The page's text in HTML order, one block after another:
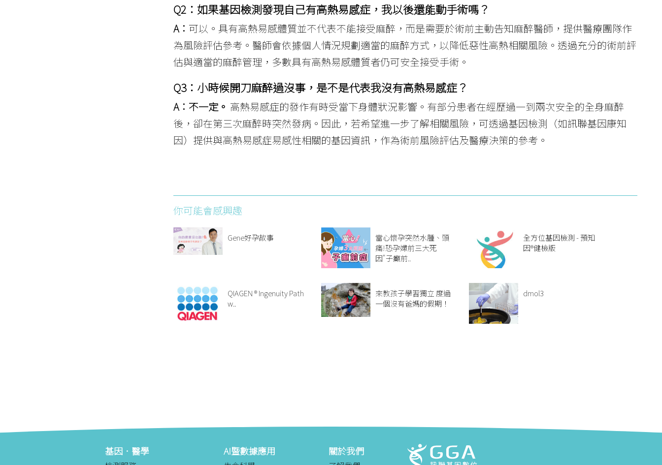
Q2：如果基因檢測發現自己有高熱易感症，我以後還能動手術嗎？
A： 可以。具有高熱易感體質並不代表不能接受麻醉，而是需要於術前主動告知麻醉醫師，提供醫療團隊作
為風險評估參考。醫師會依據個人情況規劃適當的麻醉方式，以降低惡性高熱相關風險。透過充分的術前評
估與適當的麻醉管理，多數具有高熱易感體質者仍可安全接受手術。
Q3：小時候開刀麻醉過沒事，是不是代表我沒有高熱易感症？
A：不一定。 高熱易感症的發作有時受當下身體狀況影響。有部分患者在經歷過一到兩次安全的全身麻醉
後，卻在第三次麻醉時突然發病。因此，若希望進一步了解相關風險，可透過基因檢測（如訊聯基因康知
因）提供與高熱易感症易感性相關的基因資訊，作為術前風險評估及醫療決策的參考。
你可能會感興趣
Gene好孕故事
當心懷孕突然水腫、頭
痛!恐孕婦前三大死
因"子癲前..
全方位基因檢測 - 預知
因®健檢版
QIAGEN ® Ingenuity Path
w..
來教孩子學習獨立 度過
一個沒有爸媽的假期！
dmol3
基因．醫學 AI暨數據應用 關於我們